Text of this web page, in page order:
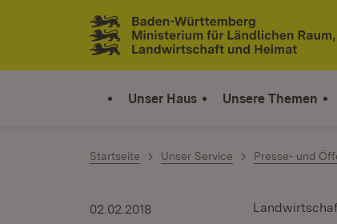
Zum Inhalt springen
Link zur Startseite
Unser Haus Unsere Themen
Startseite Unser Service Presse- und
02.02.2018